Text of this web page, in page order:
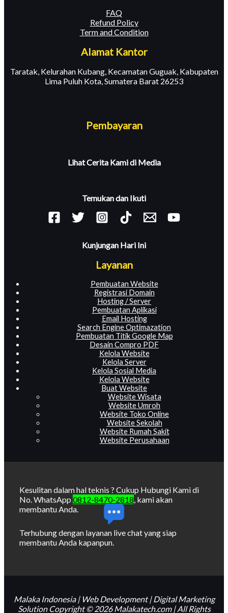
FAQ
Refund Policy
Term and Condition
Alamat Kantor
Taratak, Kelurahan Kubang, Kecamatan Guguak, Kabupaten
Lima Puluh Kota, Sumatera Barat 26253
Pembayaran
Lihat Cerita Kami di Media
Temukan dan Ikuti
Kunjungan Hari Ini
Layanan
Pembuatan Website
Registrasi Domain
Hosting / Server
Pembuatan Aplikasi
Email Hosting
Search Engine Optimazation
Pembuatan Titik Google Map
Desain Compro PDF
Kelola Website
Kelola Server
Kelola Sosial Media
Kelola Website
Buat Website
Website Wisata
Website Umroh
Website Toko Online
Website Sekolah
Website Rumah Sakit
Website Perusahaan
Kesulitan dalam hal teknis ? Cukup Hubungi Kami di
No. WhatsApp 0812-8470-2818, kami akan
membantu Anda.
Terhubung dengan layanan live chat yang siap
membantu Anda kapanpun.
Malaka Indonesia | Web Development | Digital Marketing
Solution Copyright © 2026 Malakatech.com | All Rights